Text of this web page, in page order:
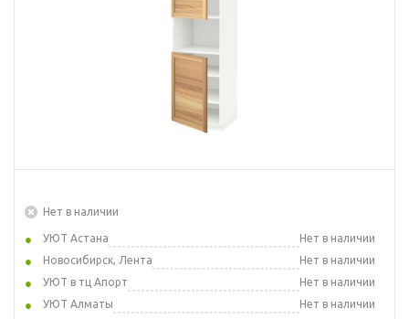
Нет в наличии
УЮТ Астана
Нет в наличии
Новосибирск, Лента
Нет в наличии
УЮТ в тц Апорт
Нет в наличии
УЮТ Алматы
Нет в наличии